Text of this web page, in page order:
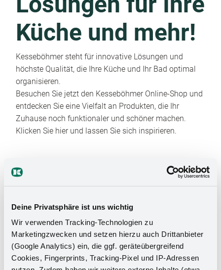
Deine Privatsphäre ist uns wichtig
Wir verwenden Tracking-Technologien zu
Marketingzwecken und setzen hierzu auch Drittanbieter
(Google Analytics) ein, die ggf. geräteübergreifend
Cookies, Fingerprints, Tracking-Pixel und IP-Adressen
Küche und mehr!
Kesseböhmer steht für innovative Lösungen und
höchste Qualität, die Ihre Küche und Ihr Bad optimal
organisieren.
Besuchen Sie jetzt den Kesseböhmer Online-Shop und
entdecken Sie eine Vielfalt an Produkten, die Ihr
Zuhause noch funktionaler und schöner machen.
Klicken Sie hier und lassen Sie sich inspirieren.
Das Stauraumwunder für Ihr
Badezimmer